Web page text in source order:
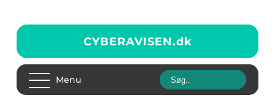
CYBERAVISEN.dk
Menu